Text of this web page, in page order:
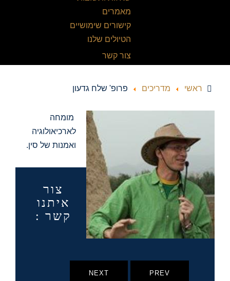
מאמרים
קישורים שימושיים
הטיולים שלנו
צור קשר
ראשי מדריכים פרופ' שלח גדעון
מומחה
לארכיאולוגיה
ואמנות של סין.
צור
איתנו
קשר :
PREV
NEXT